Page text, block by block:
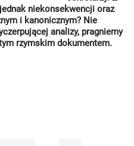
niekonsekwencji oraz
i kanonicznym? Nie
anali­zy, pragniemy
rzymskim dokumentem.